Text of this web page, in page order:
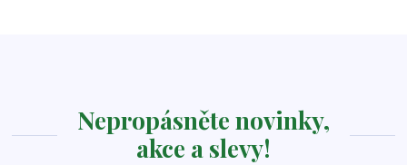
Nepropásněte novinky,
akce a slevy!